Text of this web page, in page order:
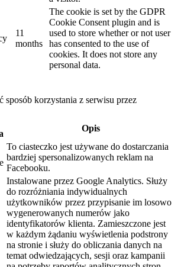
11
months
The cookie is set by the GDPR
Cookie Consent plugin and is
used to store whether or not user
has consented to the use of
cookies. It does not store any
personal data.
sposób korzystania z serwisu przez
Opis
To ciasteczko jest używane do dostarczania
bardziej spersonalizowanych reklam na
Facebooku.
Instalowane przez Google Analytics. Służy
do rozróżniania indywidualnych
użytkowników przez przypisanie im losowo
wygenerowanych numerów jako
identyfikatorów klienta. Zamieszczone jest
w każdym żądaniu wyświetlenia podstrony
na stronie i służy do obliczania danych na
temat odwiedzających, sesji oraz kampanii